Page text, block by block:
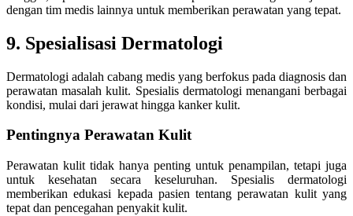
dengan tim medis lainnya untuk memberikan perawatan yang tepat.
9. Spesialisasi Dermatologi
Dermatologi adalah cabang medis yang berfokus pada diagnosis dan
perawatan masalah kulit. Spesialis dermatologi menangani berbagai
kondisi, mulai dari jerawat hingga kanker kulit.
Pentingnya Perawatan Kulit
Perawatan kulit tidak hanya penting untuk penampilan, tetapi juga
untuk kesehatan secara keseluruhan. Spesialis dermatologi
memberikan edukasi kepada pasien tentang perawatan kulit yang
tepat dan pencegahan penyakit kulit.